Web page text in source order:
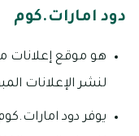
دود امارات.كوم
هو موقع إعلانات
لنشر الإعلانات
يوفر دود